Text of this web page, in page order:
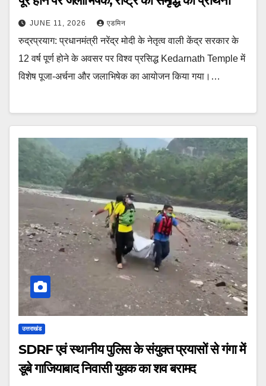
JUNE 11, 2026 एडमिन
रुद्रप्रयाग: प्रधानमंत्री नरेंद्र मोदी के नेतृत्व वाली केंद्र सरकार के
12 वर्ष पूर्ण होने के अवसर पर विश्व प्रसिद्ध Kedarnath Temple में
विशेष पूजा-अर्चना और जलाभिषेक का आयोजन किया गया।…
उत्तराखंड
SDRF एवं स्थानीय पुलिस के संयुक्त प्रयासों से गंगा में
डूबे गाजियाबाद निवासी युवक का शव बरामद